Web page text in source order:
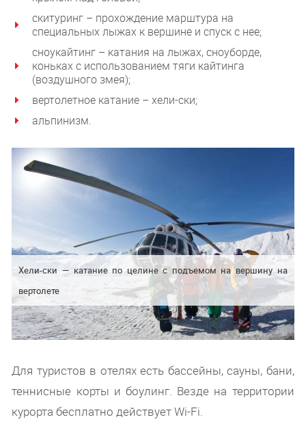
скитуринг – прохождение марштура на
специальных лыжах к вершине и спуск с нее;
сноукайтинг – катания на лыжах, сноуборде,
коньках с использованием тяги кайтинга
(воздушного змея);
вертолетное катание – хели-ски;
альпинизм.
Хели-ски — катание по целине с подъемом на вершину на
вертолете
Для туристов в отелях есть бассейны, сауны, бани,
теннисные корты и боулинг. Везде на территории
курорта бесплатно действует Wi-Fi.